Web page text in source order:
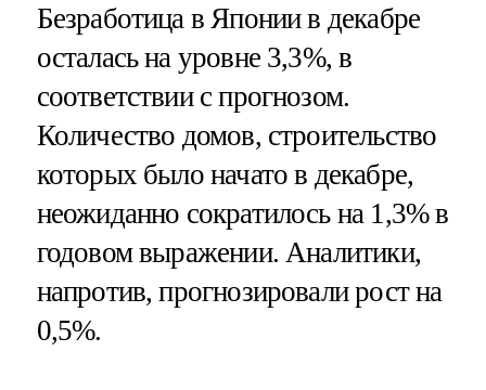
Безработица в Японии в декабре
осталась на уровне 3,3%, в
соответствии с прогнозом.
Количество домов, строительство
которых было начато в декабре,
неожиданно сократилось на 1,3% в
годовом выражении. Аналитики,
напротив, прогнозировали рост на
0,5%.